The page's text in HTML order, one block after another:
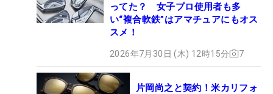
ってた？ 女子プロ使用者も多
い“複合軟鉄”はアマチュアにもオス
スメ！
2026年7月30日 (木) 12時15分 7
片岡尚之と契約！米カリフォ